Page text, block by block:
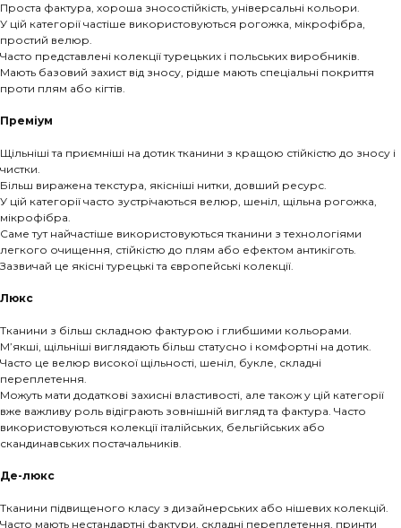
Проста фактура, хороша зносостійкість, універсальні кольори.
У цій категорії частіше використовуються рогожка, мікрофібра,
простий велюр.
Часто представлені колекції турецьких і польських виробників.
Мають базовий захист від зносу, рідше мають спеціальні покриття
проти плям або кігтів.
Преміум
Щільніші та приємніші на дотик тканини з кращою стійкістю до зносу і
чистки.
Більш виражена текстура, якісніші нитки, довший ресурс.
У цій категорії часто зустрічаються велюр, шеніл, щільна рогожка,
мікрофібра.
Саме тут найчастіше використовуються тканини з технологіями
легкого очищення, стійкістю до плям або ефектом антикіготь.
Зазвичай це якісні турецькі та європейські колекції.
Люкс
Тканини з більш складною фактурою і глибшими кольорами.
М’якші, щільніші виглядають більш статусно і комфортні на дотик.
Часто це велюр високої щільності, шеніл, букле, складні
переплетення.
Можуть мати додаткові захисні властивості, але також у цій категорії
вже важливу роль відіграють зовнішній вигляд та фактура. Часто
використовуються колекції італійських, бельгійських або
скандинавських постачальників.
Де-люкс
Тканини підвищеного класу з дизайнерських або нішевих колекцій.
Часто мають нестандартні фактури, складні переплетення, принти